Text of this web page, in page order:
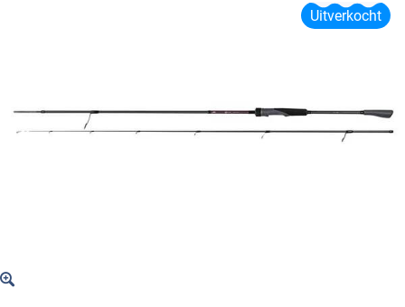
Uitverkocht